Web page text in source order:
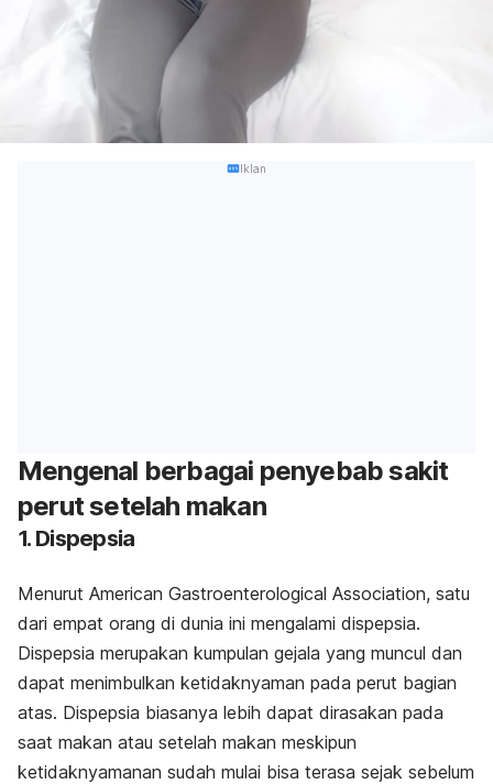
Iklan
Mengenal berbagai penyebab sakit
perut setelah makan
1. Dispepsia
Menurut American Gastroenterological Association, satu
dari empat orang di dunia ini mengalami dispepsia.
Dispepsia merupakan kumpulan gejala yang muncul dan
dapat menimbulkan ketidaknyaman pada perut bagian
atas. Dispepsia biasanya lebih dapat dirasakan pada
saat makan atau setelah makan meskipun
ketidaknyamanan sudah mulai bisa terasa sejak sebelum